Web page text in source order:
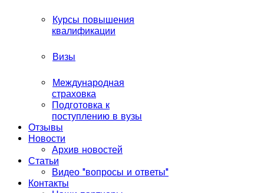
Курсы повышения
квалификации
Визы
Международная
страховка
Подготовка к
поступлению в вузы
Отзывы
Новости
Архив новостей
Статьи
Видео "вопросы и ответы"
Контакты